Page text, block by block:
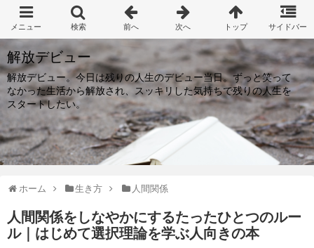
解放デビュー
解放デビュー。今日は残りの人生のデビュー当日。ずっと笑って
なかった生活から解放され、スッキリした気持ちで残りの人生を
スタートしたい。
ホーム 生き方 人間関係
人間関係をしなやかにするたったひとつのルー
ル｜はじめて選択理論を学ぶ人向きの本